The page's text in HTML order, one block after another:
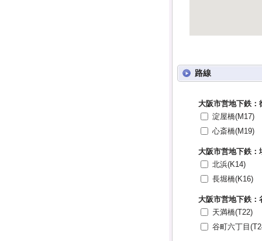
路線
大阪市営地下鉄：
淀屋橋(M17)
心斎橋(M19)
大阪市営地下鉄：
北浜(K14)
長堀橋(K16)
大阪市営地下鉄：
天満橋(T22)
谷町六丁目